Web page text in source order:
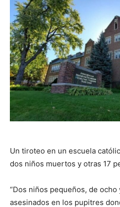
Un tiroteo en un escuela
dos niños muertos y otras 17
“Dos niños pequeños, de
asesinados en los pupitres